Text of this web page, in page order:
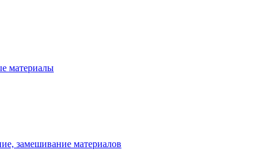
материалы
замешивание материалов